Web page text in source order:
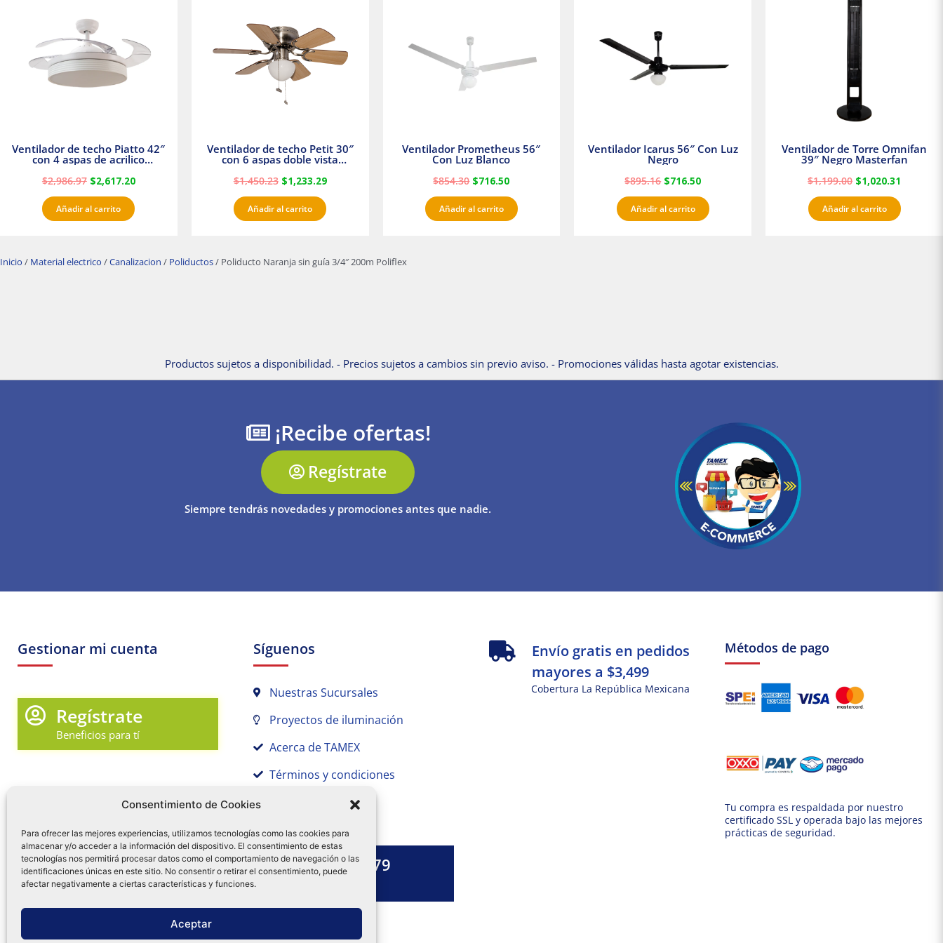
Consentimiento de Cookies
Para ofrecer las mejores experiencias, utilizamos tecnologías como las cookies para
almacenar y/o acceder a la información del dispositivo. El consentimiento de estas
tecnologías nos permitirá procesar datos como el comportamiento de navegación o las
identificaciones únicas en este sitio. No consentir o retirar el consentimiento, puede
afectar negativamente a ciertas características y funciones.
Aceptar
Ventilador de techo Piatto 42″
con 4 aspas de acrilico
$2,986.97
$2,986.97.
$2,617.20
Añadir al carrito
Ventilador de techo Petit 30″
con 6 aspas doble vista
$1,450.23 $1,233.29
Añadir al carrito
Ventilador Prometheus 56″
Con Luz Blanco
$854.30 $716.50
Añadir al carrito
Ventilador Icarus 56″ Con Luz
Negro
$895.16 $716.50
Añadir al carrito
Ventilador de Torre Omnifan
39″ Negro Masterfan
$1,199.00
era:
$1,199.00.
$1,020.31
Añadir al carrito
Inicio / Material electrico /Canalizacion / Poliductos/ Poliducto Naranja sin guía 3/4″ 200m Poliflex
Productos sujetos a disponibilidad. - Precios sujetos a cambios sin previo aviso. - Promociones válidas hasta agotar existencias.
¡Recibe ofertas!
Regístrate
Siempre tendrás novedades y promociones antes que nadie.
Gestionar mi cuenta
Regístrate
Beneficios para tí
Mi Cuenta en Tamex
Mis Favoritos
Síguenos
Nuestras Sucursales
Proyectos de iluminación
Acerca de TAMEX
Términos y condiciones
Aviso de Privacidad
55 1328 13 79
Facebook-
Instagram
Linkedin-
Envío gratis en pedidos
mayores a $3,499
Cobertura La República Mexicana
Métodos de pago
Tu compra es respaldada por nuestro
certificado SSL y operada bajo las mejores
prácticas de seguridad.